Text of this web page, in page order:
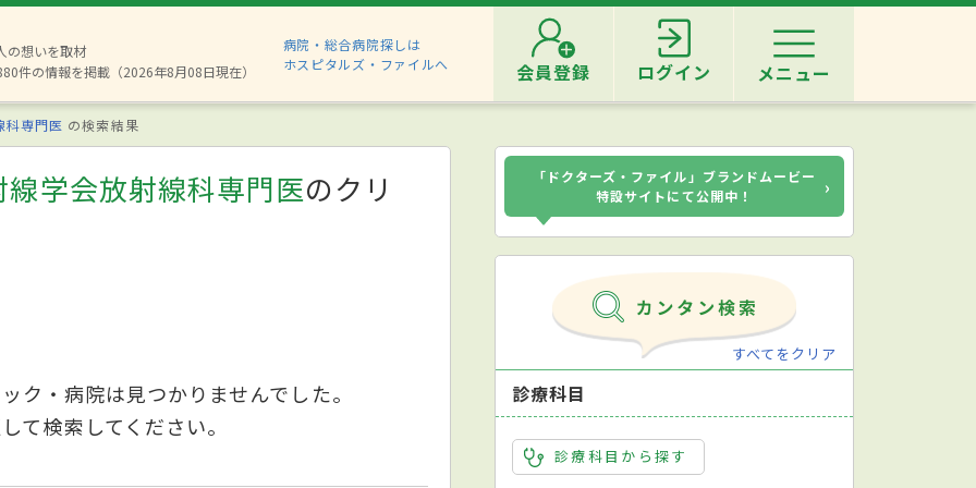
の想いを取材
件の情報を掲載（2026年8月08日現在）
病院・総合病院探しは
ホスピタルズ・ファイルへ
会員登録 ログイン メニュー
科専門医 の検索結果
学会放射線科専門医のクリ
ク・病院は見つかりませんでした。
て検索してください。
「ドクターズ・ファイル」ブランドムービー
特設サイトにて公開中！
›
すべてをクリア
診療科目
診療科目から探す